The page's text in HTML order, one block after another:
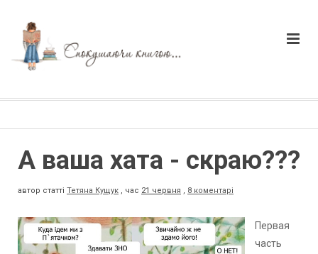
А ваша хата - скраю???
автор статті Тетяна Кущук , час 21 червня , 8 коментарі
Первая
часть